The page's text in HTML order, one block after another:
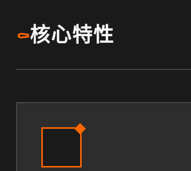
⚰️核心特性